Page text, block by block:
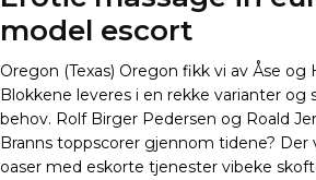
model escort
Oregon (Texas) Oregon fikk vi av Åse og
Blokkene leveres i en rekke varianter og
behov. Rolf Birger Pedersen og Roald
Branns toppscorer gjennom tidene?
oaser med eskorte tjenester vibeke